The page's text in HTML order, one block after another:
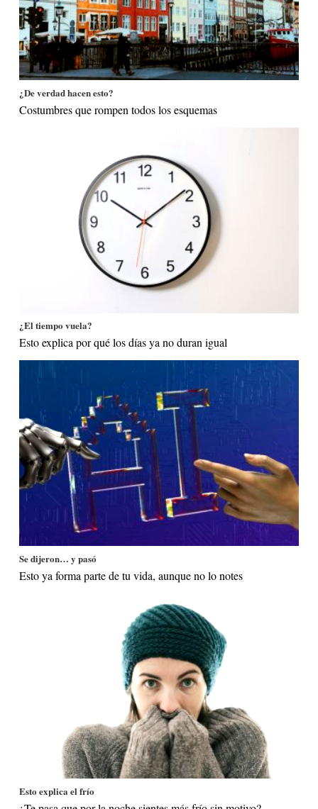
¿De verdad hacen esto?
Costumbres que rompen todos los esquemas
¿El tiempo vuela?
Esto explica por qué los días ya no duran igual
Se dijeron… y pasó
Esto ya forma parte de tu vida, aunque no lo notes
Esto explica el frío